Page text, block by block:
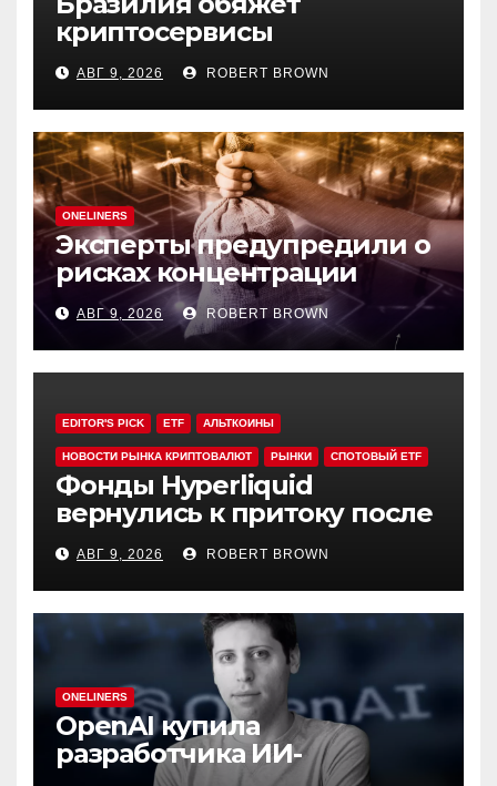
криптосервисы
задерживать переводы из-
за мошенничества
АВГ 9, 2026 ROBERT BROWN
ONELINERS
Эксперты предупредили о
рисках концентрации
резервов ДАО в своих
токенах
АВГ 9, 2026 ROBERT BROWN
EDITOR'S PICK ETF АЛЬТКОИНЫ
НОВОСТИ РЫНКА КРИПТОВАЛЮТ РЫНКИ СПОТОВЫЙ ETF
Фонды Hyperliquid
вернулись к притоку после
3-х недель оттока
АВГ 9, 2026 ROBERT BROWN
ONELINERS
OpenAI купила
разработчика ИИ-